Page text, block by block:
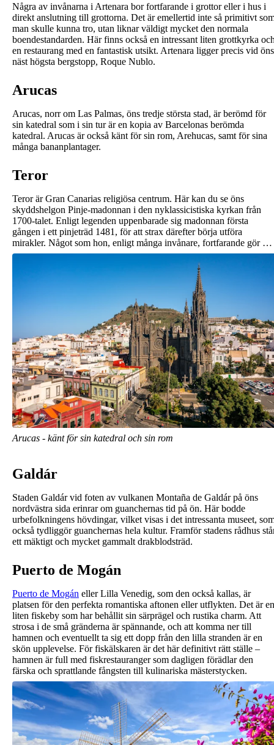
Några av invånarna i Artenara bor fortfarande i grottor eller i hus i
direkt anslutning till grottorna. Det är emellertid inte så primitivt
man skulle kunna tro, utan liknar väldigt mycket den normala
boendestandarden. Här finns också en intressant liten grottkyrka
en restaurang med en fantastisk utsikt. Artenara ligger precis vid öns
näst högsta bergstopp, Roque Nublo.
Arucas
Arucas, norr om Las Palmas, öns tredje största stad, är berömd för
sin katedral som i sin tur är en kopia av Barcelonas berömda
katedral. Arucas är också känt för sin rom, Arehucas, samt för sina
många bananplantager.
Teror
Teror är Gran Canarias religiösa centrum. Här kan du se öns
skyddshelgon Pinje-madonnan i den nyklassicistiska kyrkan från
1700-talet. Enligt legenden uppenbarade sig madonnan första
gången i ett pinjeträd 1481, för att strax därefter börja utföra
mirakler. Något som hon, enligt många invånare, fortfarande gör …
Arucas - känt för sin katedral och sin rom
Galdár
Staden Galdár vid foten av vulkanen Montaña de Galdár på öns
nordvästra sida erinrar om guanchernas tid på ön. Här bodde
urbefolkningens hövdingar, vilket visas i det intressanta museet,
också tydliggör guanchernas hela kultur. Framför stadens rådhus
ett mäktigt och mycket gammalt drakblodsträd.
Puerto de Mogán
Puerto de Mogán eller Lilla Venedig, som den också kallas, är
platsen för den perfekta romantiska aftonen eller utflykten. Det är en
liten fiskeby som har behållit sin särprägel och rustika charm. Att
strosa i de små gränderna är spännande, och att komma ner till
hamnen och eventuellt ta sig ett dopp från den lilla stranden är en
skön upplevelse. För fiskälskaren är det här definitivt rätt ställe –
hamnen är full med fiskrestauranger som dagligen förädlar den
färska och sprattlande fångsten till kulinariska mästerstycken.